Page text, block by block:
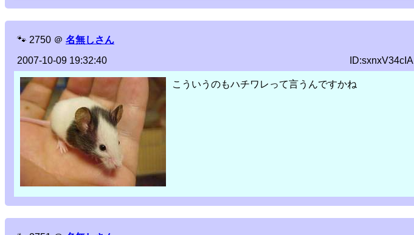
🐾 2750 ＠ 名無しさん
2007-10-09 19:32:40
ID:sxnxV34cIA
こういうのもハチワレって言うんですかね